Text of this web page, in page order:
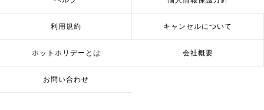
利用規約 キャンセルについて
ホットホリデーとは 会社概要
お問い合わせ